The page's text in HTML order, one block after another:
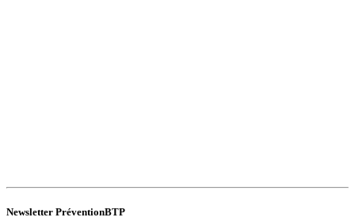
Newsletter PréventionBTP